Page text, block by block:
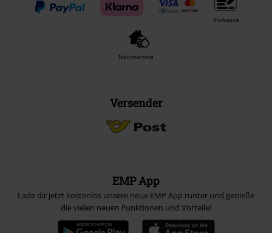
Vorkasse
Nachnahme
Versender
EMP App
Lade dir jetzt kostenlos unsere neue EMP App runter und genieße
die vielen neuen Funktionen und Vorteile!